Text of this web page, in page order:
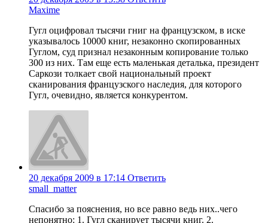
Maxime
Гугл оцифровал тысячи гниг на французском, в иске
указывалось 10000 книг, незаконно скопированных
Гуглом, суд признал незаконным копирование только
300 из них. Там еще есть маленькая деталька, президент
Саркози толкает свой национальный проект
сканирования французского наследия, для которого
Гугл, очевидно, является конкурентом.
20 декабря 2009 в 17:14 Ответить
small_matter
Спасибо за пояснения, но все равно ведь них..чего
непонятно: 1. Гугл сканирует тысячи книг. 2.